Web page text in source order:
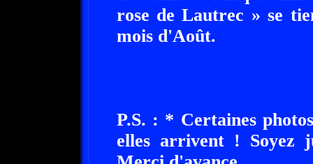
rose de Lautrec » se
mois d'Août.
P.S. : * Certaines
elles arrivent ! Soyez